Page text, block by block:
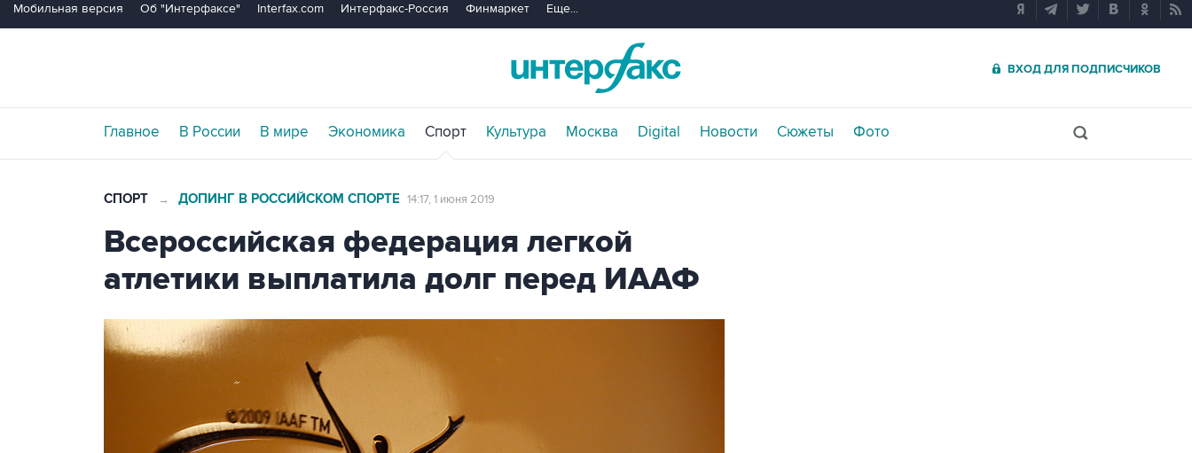
Мобильная версия Об "Интерфаксе" Interfax.com Интерфакс-Россия Финмаркет Еще...
ВХОД ДЛЯ ПОДПИСЧИКОВ
Главное В России В мире Экономика Спорт Культура Москва Digital Новости Сюжеты Фото
СПОРТ → ДОПИНГ В РОССИЙСКОМ СПОРТЕ 14:17, 1 июня 2019
Всероссийская федерация легкой
атлетики выплатила долг перед ИААФ